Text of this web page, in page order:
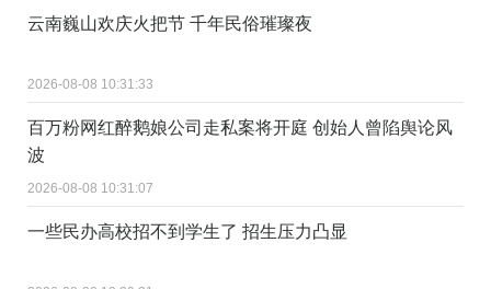
云南巍山欢庆火把节 千年民俗璀璨夜
2026-08-08 10:31:33
百万粉网红醉鹅娘公司走私案将开庭 创始人曾陷舆论风
波
2026-08-08 10:31:07
一些民办高校招不到学生了 招生压力凸显